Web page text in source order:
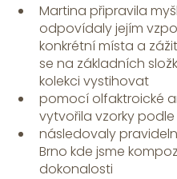
Martina připravila
odpovídaly jejím
konkrétní místa a
se na základních
kolekci vystihovat
pomocí olfaktroické
vytvořila vzorky
následovaly
Brno kde jsme
dokonalosti